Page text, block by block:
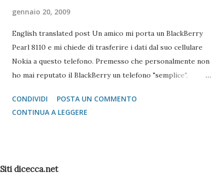
gennaio 20, 2009
English translated post Un amico mi porta un BlackBerry
Pearl 8110 e mi chiede di trasferire i dati dal suo cellulare
Nokia a questo telefono. Premesso che personalmente non
ho mai reputato il BlackBerry un telefono "semplice",
l'idea di mandare i vcard via bluetooth (come si fa con quasi
tutti i Nokia e Samsung), l'unica alternativa è quella di
Nokia PC Suite 3 - Sincronizzare solo la Rubrica
CONDIVIDI
POSTA UN COMMENTO
CONTINUA A LEGGERE
Siti dicecca.net